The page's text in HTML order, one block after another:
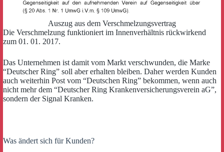
Auszug aus dem Verschmelzungsvertrag
Die Verschmelzung funktioniert im Innenverhältnis rückwirkend
zum 01. 01. 2017.
Das Unternehmen ist damit vom Markt verschwunden, die Marke
“Deutscher Ring” soll aber erhalten bleiben. Daher werden Kunden
auch weiterhin Post vom “Deutschen Ring” bekommen, wenn auch
nicht mehr dem “Deutscher Ring Krankenversicherungsverein aG”,
sondern der Signal Kranken.
Was ändert sich für Kunden?